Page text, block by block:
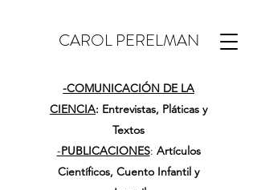
CAROL PERELMAN
-COMUNICACIÓN DE LA
CIENCIA: Entrevistas, Pláticas y
Textos
-PUBLICACIONES: Artículos
Científicos, Cuento Infantil y